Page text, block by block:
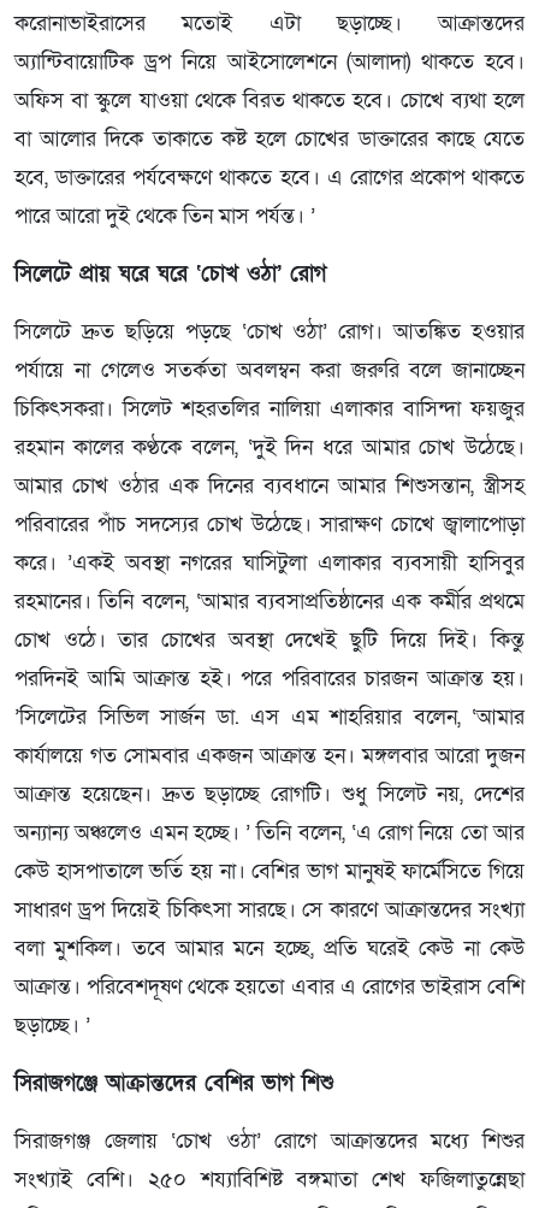
করোনাভাইরাসের মতোই এটা ছড়াচ্ছে। আক্রান্তদের
অ্যান্টিবায়োটিক ড্রপ নিয়ে আইসোলেশনে (আলাদা) থাকতে হবে।
অফিস বা স্কুলে যাওয়া থেকে বিরত থাকতে হবে। চোখে ব্যথা হলে
বা আলোর দিকে তাকাতে কষ্ট হলে চোখের ডাক্তারের কাছে যেতে
হবে, ডাক্তারের পর্যবেক্ষণে থাকতে হবে। এ রোগের প্রকোপ থাকতে
পারে আরো দুই থেকে তিন মাস পর্যন্ত। ’
সিলেটে প্রায় ঘরে ঘরে ‘চোখ ওঠা’ রোগ
সিলেটে দ্রুত ছড়িয়ে পড়ছে ‘চোখ ওঠা’ রোগ। আতঙ্কিত হওয়ার
পর্যায়ে না গেলেও সতর্কতা অবলম্বন করা জরুরি বলে জানাচ্ছেন
চিকিৎসকরা। সিলেট শহরতলির নালিয়া এলাকার বাসিন্দা ফয়জুর
রহমান কালের কণ্ঠকে বলেন, ‘দুই দিন ধরে আমার চোখ উঠেছে।
আমার চোখ ওঠার এক দিনের ব্যবধানে আমার শিশুসন্তান, স্ত্রীসহ
পরিবারের পাঁচ সদস্যের চোখ উঠেছে। সারাক্ষণ চোখে জ্বালাপোড়া
করে। ’একই অবস্থা নগরের ঘাসিটুলা এলাকার ব্যবসায়ী হাসিবুর
রহমানের। তিনি বলেন, ‘আমার ব্যবসাপ্রতিষ্ঠানের এক কর্মীর প্রথমে
চোখ ওঠে। তার চোখের অবস্থা দেখেই ছুটি দিয়ে দিই। কিন্তু
পরদিনই আমি আক্রান্ত হই। পরে পরিবারের চারজন আক্রান্ত হয়।
’সিলেটের সিভিল সার্জন ডা. এস এম শাহরিয়ার বলেন, ‘আমার
কার্যালয়ে গত সোমবার একজন আক্রান্ত হন। মঙ্গলবার আরো দুজন
আক্রান্ত হয়েছেন। দ্রুত ছড়াচ্ছে রোগটি। শুধু সিলেট নয়, দেশের
অন্যান্য অঞ্চলেও এমন হচ্ছে। ’ তিনি বলেন, ‘এ রোগ নিয়ে তো আর
কেউ হাসপাতালে ভর্তি হয় না। বেশির ভাগ মানুষই ফার্মেসিতে গিয়ে
সাধারণ ড্রপ দিয়েই চিকিৎসা সারছে। সে কারণে আক্রান্তদের সংখ্যা
বলা মুশকিল। তবে আমার মনে হচ্ছে, প্রতি ঘরেই কেউ না কেউ
আক্রান্ত। পরিবেশদূষণ থেকে হয়তো এবার এ রোগের ভাইরাস বেশি
ছড়াচ্ছে। ’
সিরাজগঞ্জে আক্রান্তদের বেশির ভাগ শিশু
সিরাজগঞ্জ জেলায় ‘চোখ ওঠা’ রোগে আক্রান্তদের মধ্যে শিশুর
সংখ্যাই বেশি। ২৫০ শয্যাবিশিষ্ট বঙ্গমাতা শেখ ফজিলাতুন্নেছা